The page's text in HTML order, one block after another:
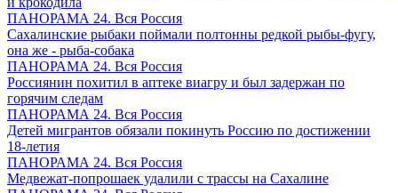
ПАНОРАМА 24. Вся Россия
Сахалинские рыбаки поймали полтонны редкой рыбы-фугу,
она же - рыба-собака
ПАНОРАМА 24. Вся Россия
Россиянин похитил в аптеке виагру и был задержан по
горячим следам
ПАНОРАМА 24. Вся Россия
Детей мигрантов обязали покинуть Россию по достижении
18-летия
ПАНОРАМА 24. Вся Россия
Медвежат-попрошаек удалили с трассы на Сахалине